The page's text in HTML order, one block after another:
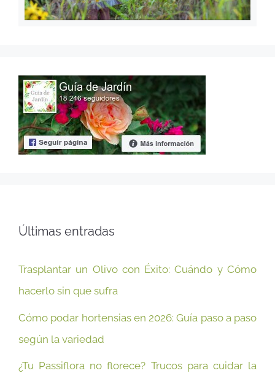
Últimas entradas
Trasplantar un Olivo con Éxito: Cuándo y Cómo
hacerlo sin que sufra
Cómo podar hortensias en 2026: Guía paso a paso
según la variedad
¿Tu Passiflora no florece? Trucos para cuidar la